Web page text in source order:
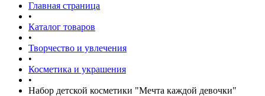
Главная страница
•
Каталог товаров
•
Творчество и увлечения
•
Косметика и украшения
•
Набор детской косметики "Мечта каждой девочки"